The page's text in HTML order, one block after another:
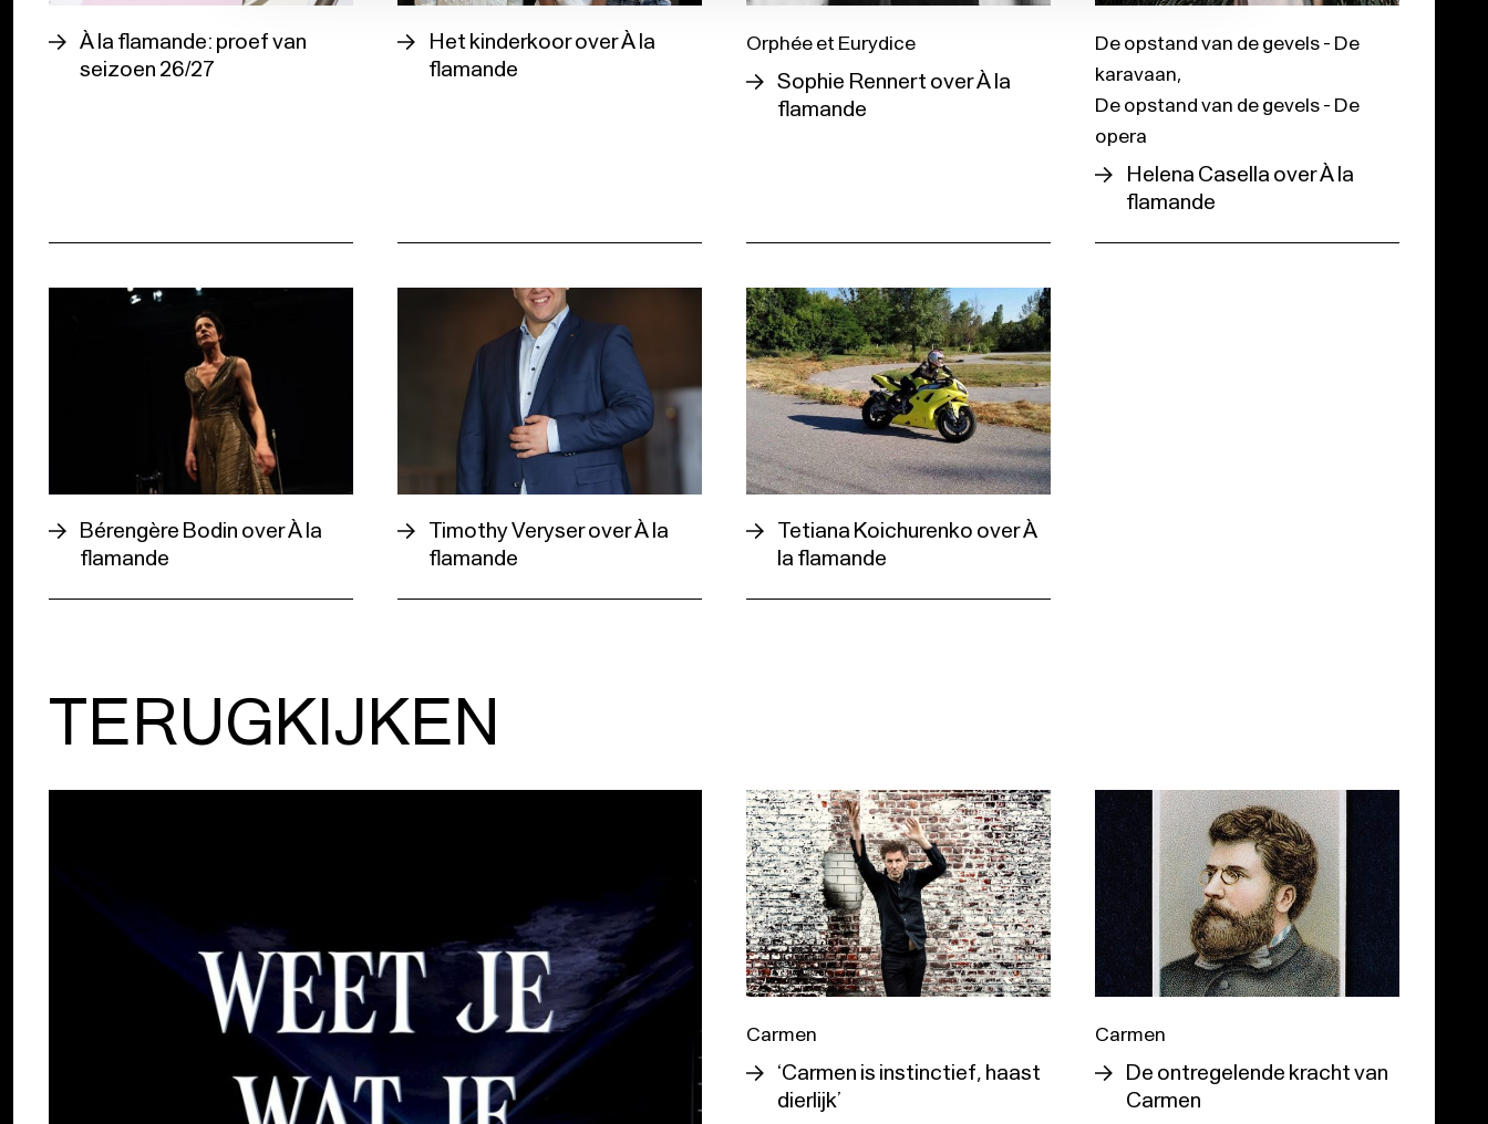
À la flamande: proef van
seizoen 26/27
Het kinderkoor over À la
flamande
Orphée et Eurydice
Sophie Rennert over À la
flamande
De opstand van de gevels - De
karavaan,
De opstand van de gevels - De
opera
Helena Casella over À la
flamande
Bérengère Bodin over À la
flamande
Timothy Veryser over À la
flamande
Tetiana Koichurenko over À
la flamande
TERUGKIJKEN
Carmen
‘Carmen is instinctief, haast
dierlijk’
Carmen
De ontregelende kracht van
Carmen